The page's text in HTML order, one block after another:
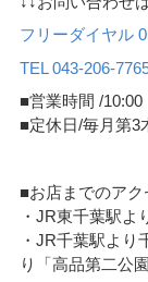
フリーダイヤル
TEL 043-206-
■営業時間 /10:00
■定休日/毎月第3
■お店までのアク
・JR東千葉駅よ
・JR千葉駅より
り「高品第二公